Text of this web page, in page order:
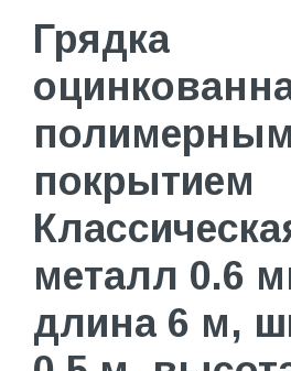
Грядка
полимерным
покрытием
металл 0.6
длина 6 м,